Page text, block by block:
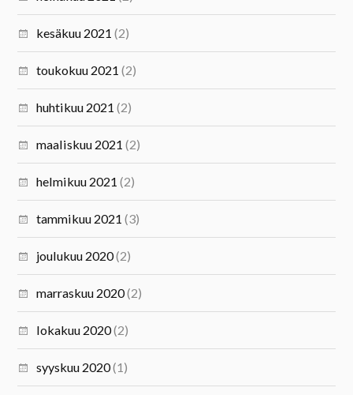
kesäkuu 2021 (2)
toukokuu 2021 (2)
huhtikuu 2021 (2)
maaliskuu 2021 (2)
helmikuu 2021 (2)
tammikuu 2021 (3)
joulukuu 2020(2)
marraskuu 2020(2)
lokakuu 2020(2)
syyskuu 2020(1)